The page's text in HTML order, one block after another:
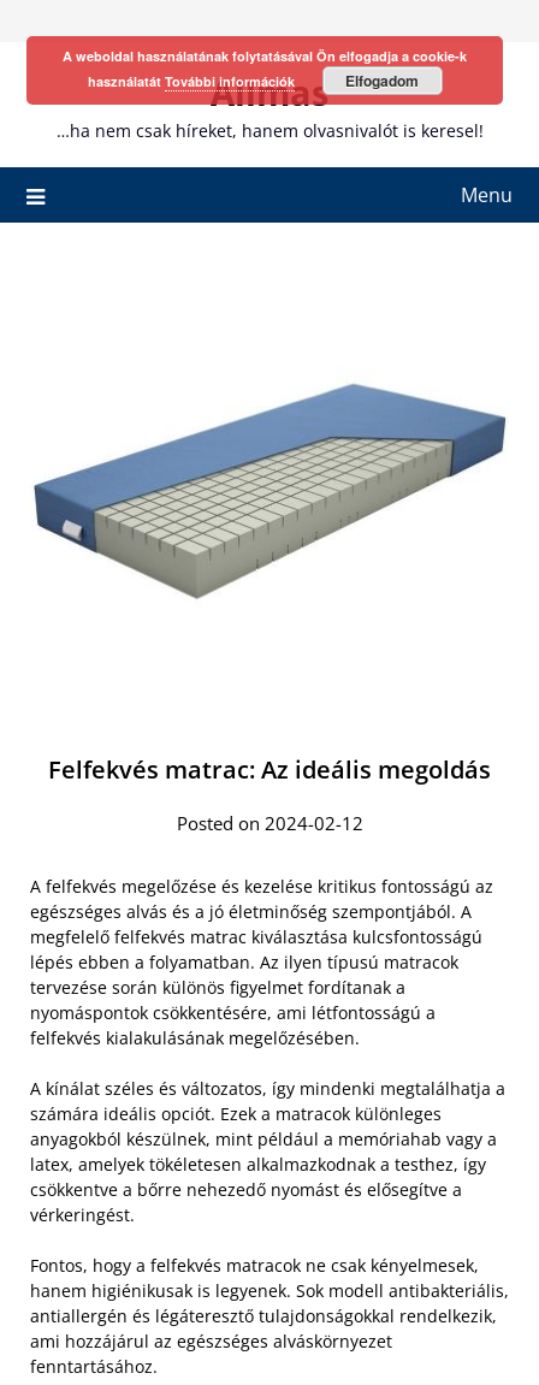
Allmas
…ha nem csak híreket, hanem olvasnivalót is keresel!
Menu
Felfekvés matrac: Az ideális megoldás
Posted on 2024-02-12
A felfekvés megelőzése és kezelése kritikus fontosságú az
egészséges alvás és a jó életminőség szempontjából. A
megfelelő felfekvés matrac kiválasztása kulcsfontosságú
lépés ebben a folyamatban. Az ilyen típusú matracok
tervezése során különös figyelmet fordítanak a
nyomáspontok csökkentésére, ami létfontosságú a
felfekvés kialakulásának megelőzésében.
A kínálat széles és változatos, így mindenki megtalálhatja a
számára ideális opciót. Ezek a matracok különleges
anyagokból készülnek, mint például a memóriahab vagy a
latex, amelyek tökéletesen alkalmazkodnak a testhez, így
csökkentve a bőrre nehezedő nyomást és elősegítve a
vérkeringést.
Fontos, hogy a felfekvés matracok ne csak kényelmesek,
hanem higiénikusak is legyenek. Sok modell antibakteriális,
antiallergén és légáteresztő tulajdonságokkal rendelkezik,
ami hozzájárul az egészséges alváskörnyezet
fenntartásához.
A weboldal használatának folytatásával Ön elfogadja a cookie-k
használatát További információk Elfogadom